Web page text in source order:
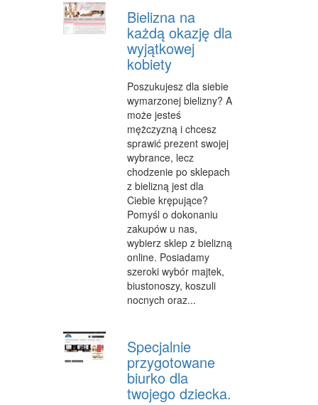
Bielizna na
każdą okazję dla
wyjątkowej
kobiety
Poszukujesz dla siebie
wymarzonej bielizny? A
może jesteś
mężczyzną i chcesz
sprawić prezent swojej
wybrance, lecz
chodzenie po sklepach
z bielizną jest dla
Ciebie krępujące?
Pomyśl o dokonaniu
zakupów u nas,
wybierz sklep z bielizną
online. Posiadamy
szeroki wybór majtek,
biustonoszy, koszuli
nocnych oraz...
Specjalnie
przygotowane
biurko dla
twojego dziecka.